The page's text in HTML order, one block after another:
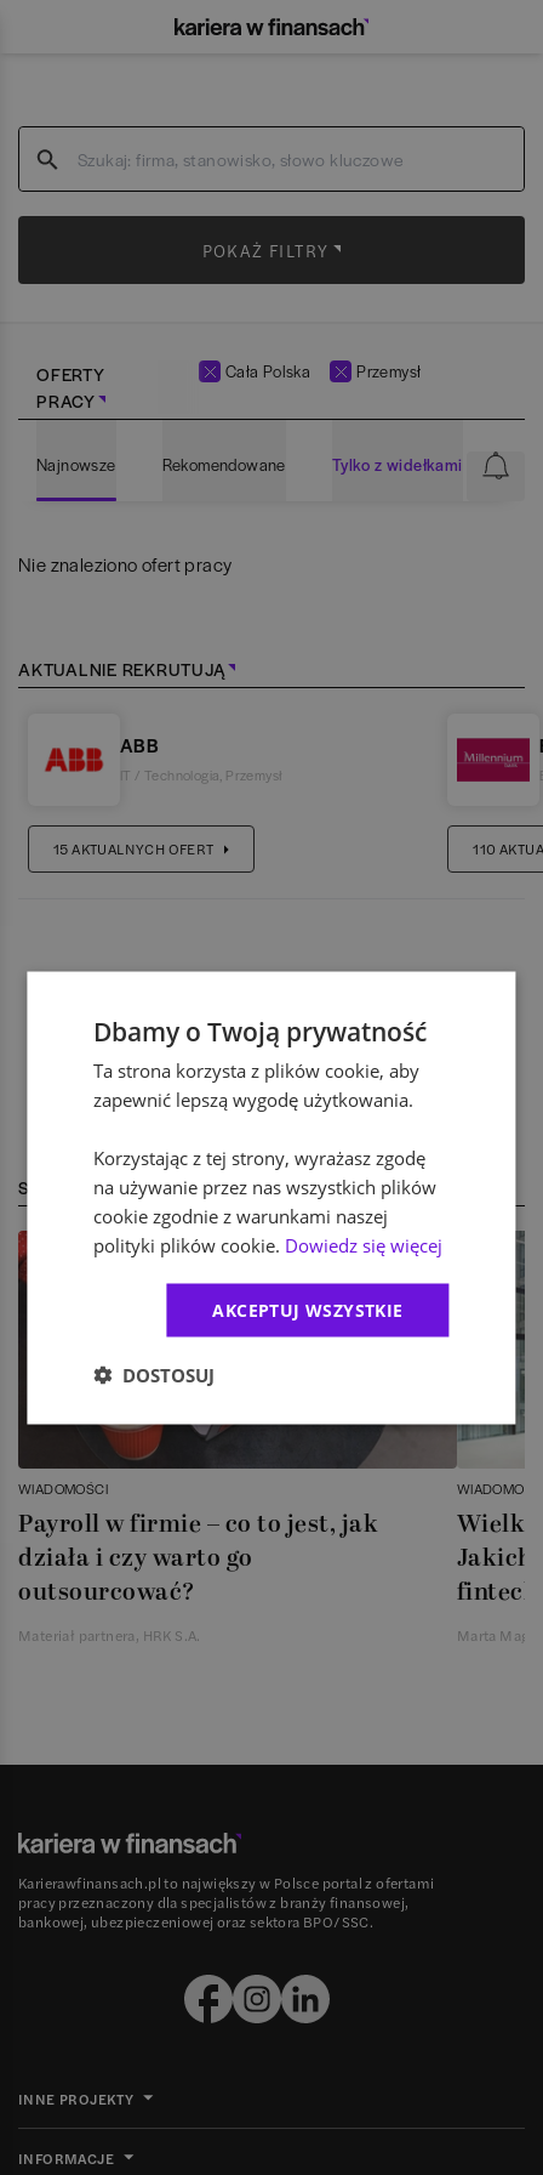
POKAŻ FILTRY
OFERTY
PRACY
Cała Polska Przemysł
Najnowsze Rekomendowane Tylko z widełkami
Nie znaleziono ofert pracy
AKTUALNIE REKRUTUJĄ
ABB
IT / Technologia Przemysł
15AKTUALNYCH OFERT 110
STREFA EKSPERTA
WIADOMOŚCI
Payroll w firmie – co to jest, jak
działa i czy warto go
outsourcować?
Materiał partnera, HRK S.A.
Jakich
Marta
Karierawfinansach.pl to największy w Polsce portal z ofertami
pracy przeznaczony dla specjalistów z branży finansowej,
bankowej, ubezpieczeniowej oraz sektora BPO/SSC.
INNE PROJEKTY
INFORMACJE
Dbamy o Twoją prywatność
Ta strona korzysta z plików cookie, aby
zapewnić lepszą wygodę użytkowania.
Korzystając z tej strony, wyrażasz zgodę
na używanie przez nas wszystkich plików
cookie zgodnie z warunkami naszej
polityki plików cookie. Dowiedz się więcej
AKCEPTUJ WSZYSTKIE
DOSTOSUJ